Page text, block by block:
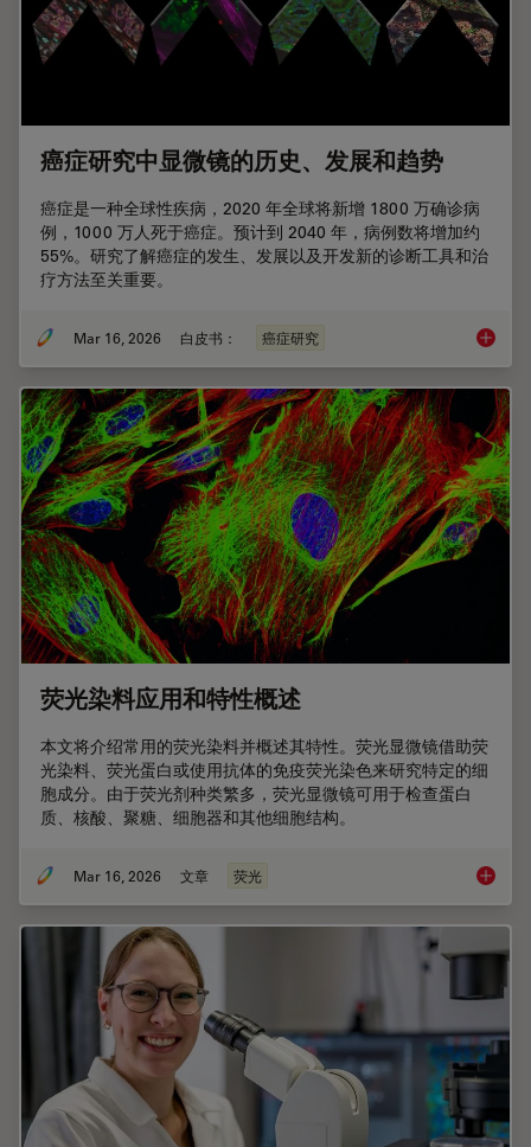
癌症研究中显微镜的历史、发展和趋势
癌症是一种全球性疾病，2020 年全球将新增 1800 万确诊病
例，1000 万人死于癌症。预计到 2040 年，病例数将增加约
55%。研究了解癌症的发生、发展以及开发新的诊断工具和治
疗方法至关重要。
Mar 16, 2026 白皮书： 癌症研究 癌症研
荧光染料应用和特性概述
本文将介绍常用的荧光染料并概述其特性。荧光显微镜借助荧
光染料、荧光蛋白或使用抗体的免疫荧光染色来研究特定的细
胞成分。由于荧光剂种类繁多，荧光显微镜可用于检查蛋白
质、核酸、聚糖、细胞器和其他细胞结构。
Mar 16, 2026 文章 荧光 荧光染